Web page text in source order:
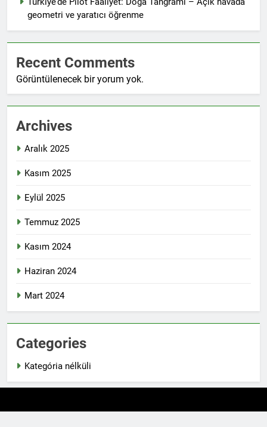
geometri ve yaratıcı öğrenme
Recent Comments
Görüntülenecek bir yorum yok.
Archives
Aralık 2025
Kasım 2025
Eylül 2025
Temmuz 2025
Kasım 2024
Haziran 2024
Mart 2024
Categories
Kategória nélküli